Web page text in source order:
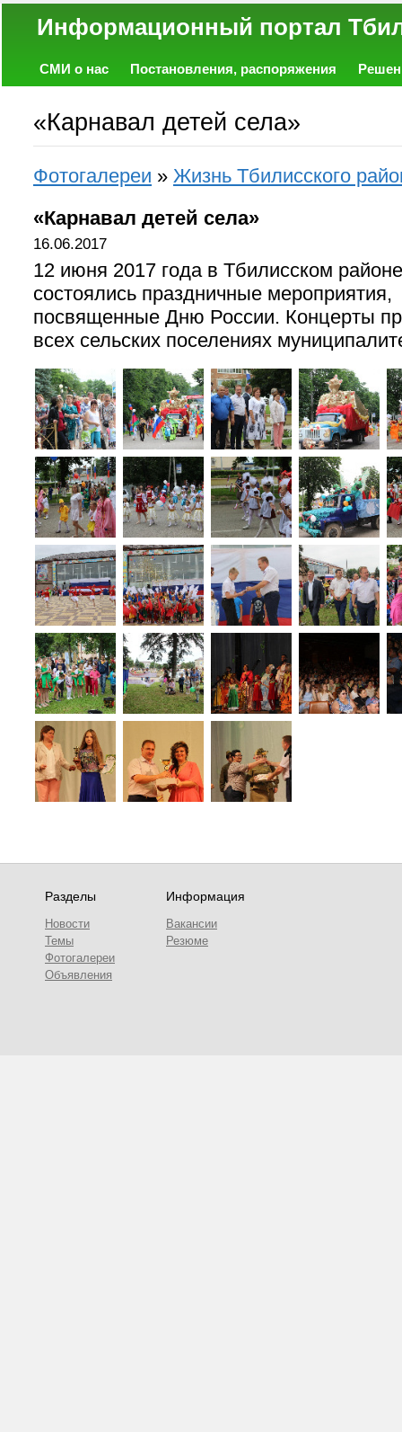
Информационный
СМИ о нас Постановления, распоряжения
«Карнавал детей села»
Фотогалереи » Жизнь Тбилисского
«Карнавал детей села»
16.06.2017
12 июня 2017 года в Тбилисском районе
состоялись праздничные мероприятия,
посвященные Дню России. Концерты
всех сельских поселениях
Разделы
Новости
Темы
Фотогалереи
Объявления
Информация
Вакансии
Резюме